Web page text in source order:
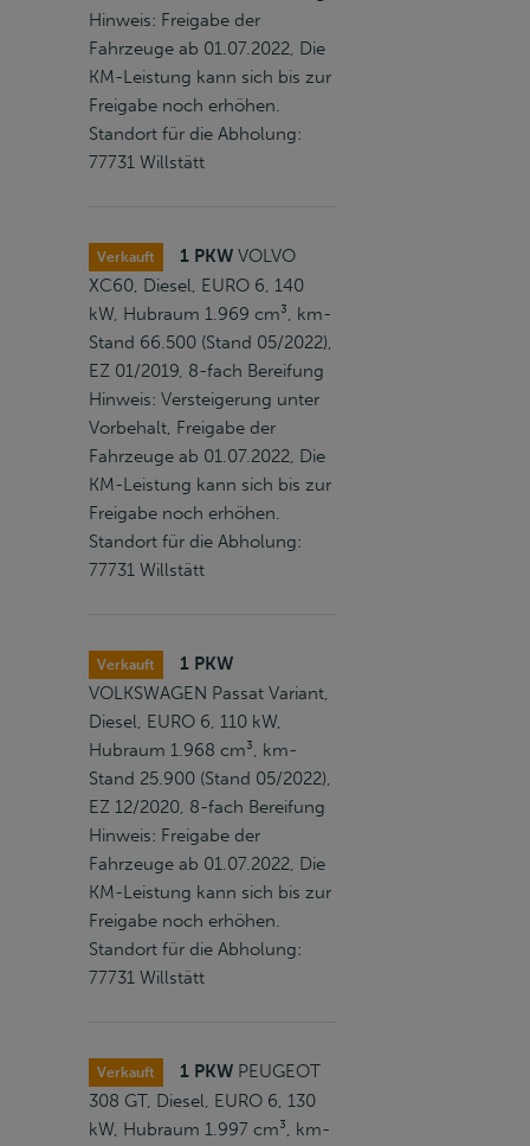
Hinweis: Freigabe der
Fahrzeuge ab 01.07.2022, Die
KM-Leistung kann sich bis zur
Freigabe noch erhöhen.
Standort für die Abholung:
77731 Willstätt
Verkauft 1 PKW VOLVO
XC60, Diesel, EURO 6, 140
kW, Hubraum 1.969 cm³, km-
Stand 66.500 (Stand 05/2022),
EZ 01/2019, 8-fach Bereifung
Hinweis: Versteigerung unter
Vorbehalt, Freigabe der
Fahrzeuge ab 01.07.2022, Die
KM-Leistung kann sich bis zur
Freigabe noch erhöhen.
Standort für die Abholung:
77731 Willstätt
Verkauft
1 PKW
VOLKSWAGEN Passat Variant,
Diesel, EURO 6, 110 kW,
Hubraum 1.968 cm³, km-
Stand 25.900 (Stand 05/2022),
EZ 12/2020, 8-fach Bereifung
Hinweis: Freigabe der
Fahrzeuge ab 01.07.2022, Die
KM-Leistung kann sich bis zur
Freigabe noch erhöhen.
Standort für die Abholung:
77731 Willstätt
Verkauft 1 PKW PEUGEOT
308 GT, Diesel, EURO 6, 130
kW, Hubraum 1.997 cm³, km-